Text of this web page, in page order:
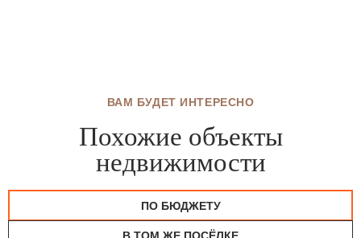
ВАМ БУДЕТ ИНТЕРЕСНО
Похожие объекты
недвижимости
ПО БЮДЖЕТУ